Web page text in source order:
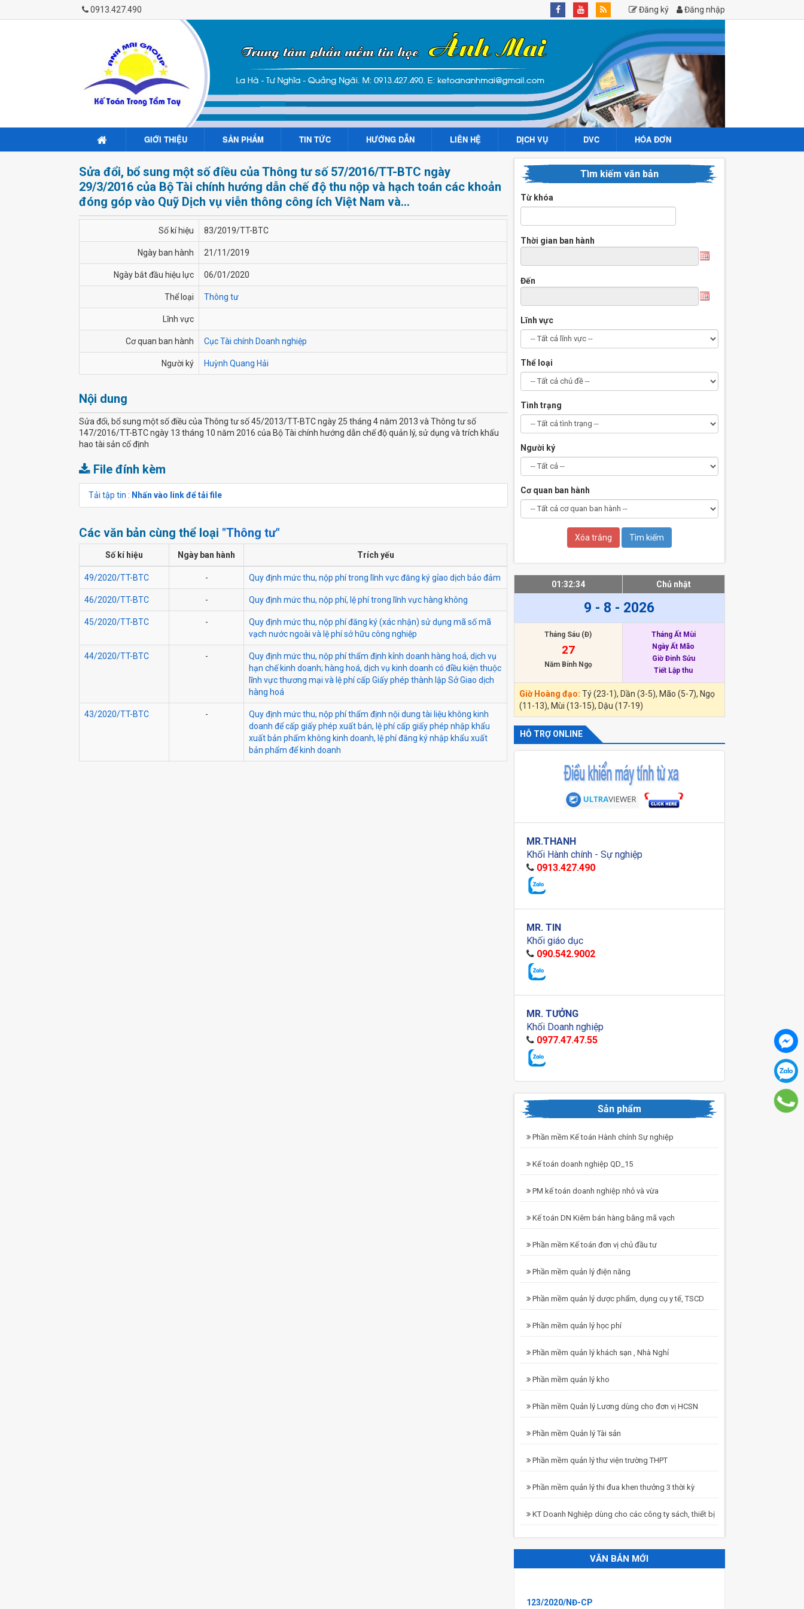
Đăng ký Đăng nhập
0913.427.490
GIỚI THIỆU SẢN PHẨM TIN TỨC HƯỚNG DẪN LIÊN HỆ DỊCH VỤ DVC HÓA ĐƠN
Sửa đổi, bổ sung một số điều của Thông tư số 57/2016/TT-BTC ngày
29/3/2016 của Bộ Tài chính hướng dẫn chế độ thu nộp và hạch toán các khoản
đóng góp vào Quỹ Dịch vụ viễn thông công ích Việt Nam và...
Số kí hiệu 83/2019/TT-BTC
Ngày ban hành 21/11/2019
Ngày bắt đầu hiệu lực 06/01/2020
Thể loại Thông tư
Lĩnh vực
Cơ quan ban hành Cục Tài chính Doanh nghiệp
Người ký Huỳnh Quang Hải
Nội dung
Sửa đổi, bổ sung một số điều của Thông tư số 45/2013/TT-BTC ngày 25 tháng 4 năm 2013 và Thông tư số
147/2016/TT-BTC ngày 13 tháng 10 năm 2016 của Bộ Tài chính hướng dẫn chế độ quản lý, sử dụng và trích khấu
hao tài sản cố định
File đính kèm
Tải tập tin : Nhấn vào link để tải file
Các văn bản cùng thể loại "Thông tư"
Số kí hiệu Ngày ban hành Trích yếu
49/2020/TT-BTC - Quy định mức thu, nộp phí trong lĩnh vực đăng ký gỉao dịch bảo đảm
46/2020/TT-BTC - Quy định mức thu, nộp phí, lệ phí trong lĩnh vực hàng không
45/2020/TT-BTC -
Quy định mức thu, nộp phí đăng ký (xác nhận) sử dụng mã số mã
vạch nước ngoài và lệ phí sở hữu công nghiệp
44/2020/TT-BTC -
Quy định mức thu, nộp phí thẩm định kỉnh doanh hàng hoá, dịch vụ
hạn chế kinh doanh; hàng hoá, dịch vụ kinh doanh có đỉều kiện thuộc
lĩnh vực thương mại và lệ phí cấp Giấy phép thành lập Sở Giao dịch
hàng hoá
43/2020/TT-BTC -
Quy định mức thu, nộp phí thẩm định nội dung tài liệu không kinh
doanh để cấp giấy phép xuất bản, lệ phí cấp giấy phép nhập khẩu
xuất bản phẩm không kinh doanh, lệ phí đăng ký nhập khẩu xuất
bản phẩm để kinh doanh
Tìm kiếm văn bản
Từ khóa
Thời gian ban hành
Đến
Lĩnh vực
Thể loại
Tình trạng
Người ký
Cơ quan ban hành
01:32:34 Chủ nhật
9 - 8 - 2026
Tháng Sáu (Đ)
27
Năm Bính Ngọ
Tháng Ất Mùi
Ngày Ất Mão
Giờ Đinh Sửu
Tiết Lập thu
Giờ Hoàng đạo: Tý (23-1), Dần (3-5), Mão (5-7), Ngọ
(11-13), Mùi (13-15), Dậu (17-19)
HỖ TRỢ ONLINE
MR.THANH
Khối Hành chính - Sự nghiệp
0913.427.490
MR. TIN
Khối giáo dục
090.542.9002
MR. TƯỞNG
Khối Doanh nghiệp
0977.47.47.55
Sản phẩm
Phần mềm Kế toán Hành chính Sự nghiệp
Kế toán doanh nghiệp QD_15
PM kế toán doanh nghiệp nhỏ và vừa
Kế toán DN Kiêm bán hàng bằng mã vạch
Phần mềm Kế toán đơn vị chủ đầu tư
Phần mềm quản lý điện năng
Phần mềm quản lý dược phẩm, dụng cụ y tế, TSCD
Phần mềm quản lý học phí
Phần mềm quản lý khách sạn , Nhà Nghỉ
Phần mềm quản lý kho
Phần mềm Quản lý Lương dùng cho đơn vị HCSN
Phần mềm Quản lý Tài sản
Phần mềm quản lý thư viện trường THPT
Phần mềm quản lý thi đua khen thưởng 3 thời kỳ
KT Doanh Nghiệp dùng cho các công ty sách, thiết bị
VĂN BẢN MỚI
Nghị định 123/2020/NĐ-CP